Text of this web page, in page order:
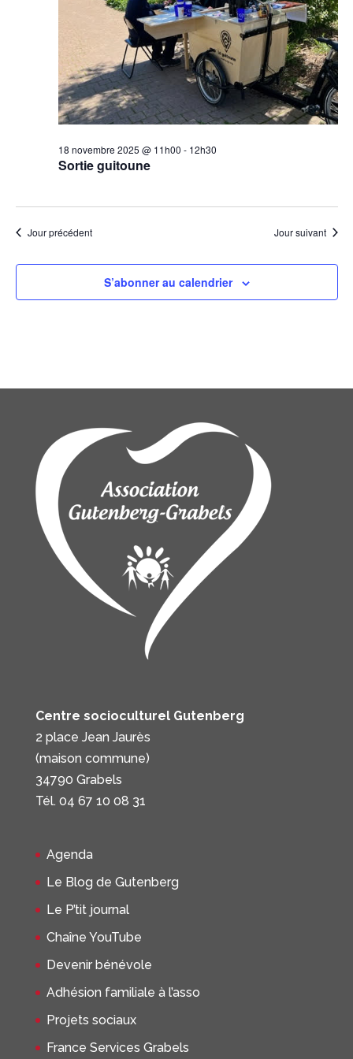
2025
vues
Sortie guitoune
18 novembre 2025 @ 11h00 - 12h30
Jour précédent Jour suivant
S’abonner au calendrier
Centre socioculturel Gutenberg
2 place Jean Jaurès
(maison commune)
34790 Grabels
Tél. 04 67 10 08 31
Agenda
Le Blog de Gutenberg
Le P’tit journal
Chaîne YouTube
Devenir bénévole
Adhésion familiale à l’asso
Projets sociaux
France Services Grabels